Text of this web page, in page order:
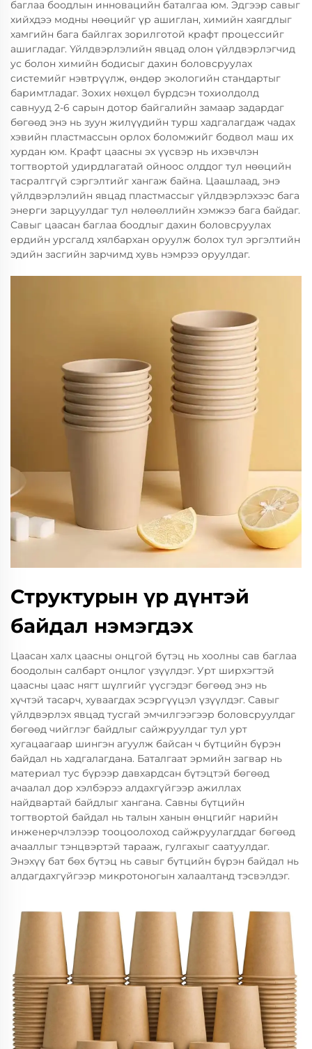
баглаа боодлын инновацийн баталгаа юм. Эдгээр савыг
хийхдээ модны нөөцийг үр ашиглан, химийн хаягдлыг
хамгийн бага байлгах зорилготой крафт процессийг
ашигладаг. Үйлдвэрлэлийн явцад олон үйлдвэрлэгчид
ус болон химийн бодисыг дахин боловсруулах
системийг нэвтрүүлж, өндөр экологийн стандартыг
баримтладаг. Зохих нөхцөл бүрдсэн тохиолдолд
савнууд 2-6 сарын дотор байгалийн замаар задардаг
бөгөөд энэ нь зуун жилүүдийн турш хадгалагдаж чадах
хэвийн пластмассын орлох боломжийг бодвол маш их
хурдан юм. Крафт цаасны эх үүсвэр нь ихэвчлэн
тогтвортой удирдлагатай ойноос олддог тул нөөцийн
тасралтгүй сэргэлтийг хангаж байна. Цаашлаад, энэ
үйлдвэрлэлийн явцад пластмассыг үйлдвэрлэхээс бага
энерги зарцуулдаг тул нөлөөллийн хэмжээ бага байдаг.
Савыг цаасан баглаа боодлыг дахин боловсруулах
ердийн урсгалд хялбархан оруулж болох тул эргэлтийн
эдийн засгийн зарчимд хувь нэмрээ оруулдаг.
Структурын үр дүнтэй
байдал нэмэгдэх
Цаасан халх цаасны онцгой бүтэц нь хоолны сав баглаа
боодолын салбарт онцлог үзүүлдэг. Урт ширхэгтэй
цаасны цаас нягт шүлгийг үүсгэдэг бөгөөд энэ нь
хүчтэй тасарч, хуваагдах эсэргүүцэл үзүүлдэг. Савыг
үйлдвэрлэх явцад тусгай эмчилгээгээр боловсруулдаг
бөгөөд чийглэг байдлыг сайжруулдаг тул урт
хугацаагаар шингэн агуулж байсан ч бүтцийн бүрэн
байдал нь хадгалагдана. Баталгаат эрмийн загвар нь
материал тус бүрээр давхардсан бүтэцтэй бөгөөд
ачаалал дор хэлбэрээ алдахгүйгээр ажиллах
найдвартай байдлыг хангана. Савны бүтцийн
тогтвортой байдал нь талын ханын өнцгийг нарийн
инженерчлэлээр тооцоолоход сайжруулагддаг бөгөөд
ачааллыг тэнцвэртэй тарааж, гулгахыг саатуулдаг.
Энэхүү бат бөх бүтэц нь савыг бүтцийн бүрэн байдал нь
алдагдахгүйгээр микротоногын халаалтанд тэсвэлдэг.